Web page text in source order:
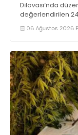
Dilovası’nda
değerlendirilen
06 Ağustos 2026